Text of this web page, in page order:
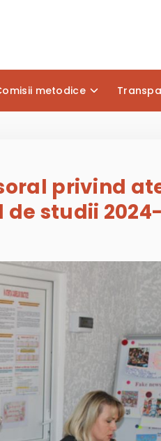
metodice
privind
studii